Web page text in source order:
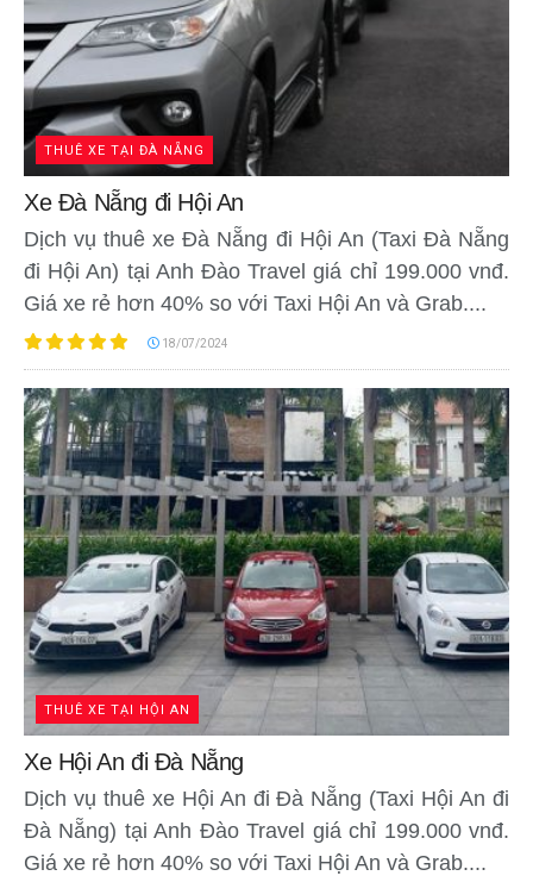
THUÊ XE TẠI ĐÀ NẴNG
Xe Đà Nẵng đi Hội An
Dịch vụ thuê xe Đà Nẵng đi Hội An (Taxi Đà Nẵng
đi Hội An) tại Anh Đào Travel giá chỉ 199.000 vnđ.
Giá xe rẻ hơn 40% so với Taxi Hội An và Grab....
18/07/2024
THUÊ XE TẠI HỘI AN
Xe Hội An đi Đà Nẵng
Dịch vụ thuê xe Hội An đi Đà Nẵng (Taxi Hội An đi
Đà Nẵng) tại Anh Đào Travel giá chỉ 199.000 vnđ.
Giá xe rẻ hơn 40% so với Taxi Hội An và Grab....